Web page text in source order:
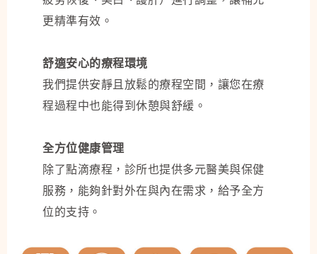
更精準有效。
舒適安心的療程環境
我們提供安靜且放鬆的療程空間，讓您在療
程過程中也能得到休憩與舒緩。
全方位健康管理
除了點滴療程，診所也提供多元醫美與保健
服務，能夠針對外在與內在需求，給予全方
位的支持。